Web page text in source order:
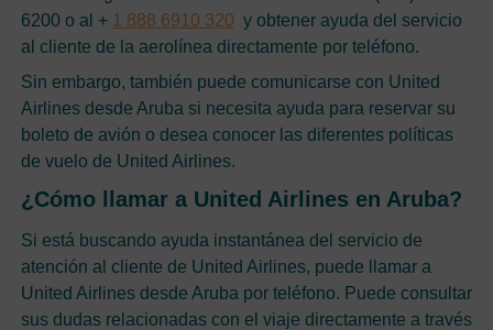
6200 o al + 1 888 6910 320 y obtener ayuda del servicio
al cliente de la aerolínea directamente por teléfono.
Sin embargo, también puede comunicarse con United
Airlines desde Aruba si necesita ayuda para reservar su
boleto de avión o desea conocer las diferentes políticas
de vuelo de United Airlines.
¿Cómo llamar a United Airlines en Aruba?
Si está buscando ayuda instantánea del servicio de
atención al cliente de United Airlines, puede llamar a
United Airlines desde Aruba por teléfono. Puede consultar
sus dudas relacionadas con el viaje directamente a través